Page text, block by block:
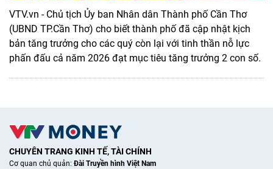
VTV.vn - Chủ tịch Ủy ban Nhân dân Thành phố Cần Thơ
(UBND TP.Cần Thơ) cho biết thành phố đã cập nhật kịch
bản tăng trưởng cho các quý còn lại với tinh thần nỗ lực
phấn đấu cả năm 2026 đạt mục tiêu tăng trưởng 2 con số.
CHUYÊN TRANG KINH TẾ, TÀI CHÍNH
Cơ quan chủ quản:Đài Truyền hình Việt Nam